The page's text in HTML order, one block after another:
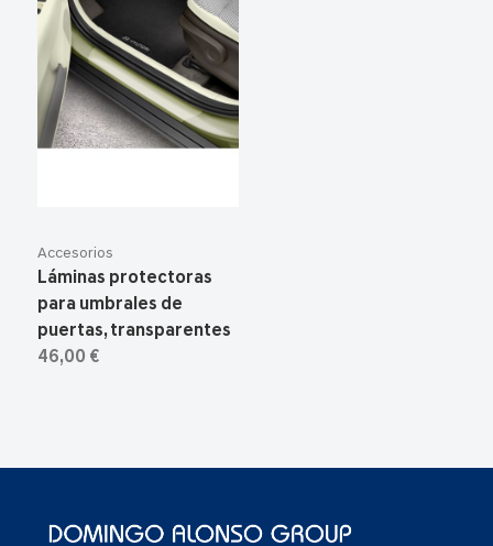
Accesorios
Láminas protectoras
para umbrales de
puertas, transparentes
46,00 €